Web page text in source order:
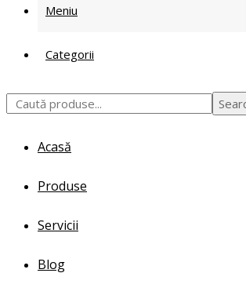
Meniu
Categorii
Search
Acasă
Produse
Servicii
Blog